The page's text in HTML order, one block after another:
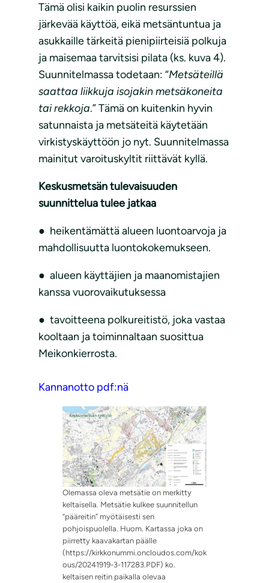
Tämä olisi kaikin puolin resurssien
järkevää käyttöä, eikä metsäntuntua ja
asukkaille tärkeitä pienipiirteisiä polkuja
ja maisemaa tarvitsisi pilata (ks. kuva 4).
Suunnitelmassa todetaan: “Metsäteillä
saattaa liikkuja isojakin metsäkoneita
tai rekkoja.” Tämä on kuitenkin hyvin
satunnaista ja metsäteitä käytetään
virkistyskäyttöön jo nyt. Suunnitelmassa
mainitut varoituskyltit riittävät kyllä.
Keskusmetsän tulevaisuuden
suunnittelua tulee jatkaa
● heikentämättä alueen luontoarvoja ja
mahdollisuutta luontokokemukseen.
● alueen käyttäjien ja maanomistajien
kanssa vuorovaikutuksessa
● tavoitteena polkureitistö, joka vastaa
kooltaan ja toiminnaltaan suosittua
Meikonkierrosta.
Kannanotto pdf:nä
Olemassa oleva metsätie on merkitty
keltaisella. Metsätie kulkee suunnitellun
“pääreitin” myötäisesti sen
pohjoispuolella. Huom. Kartassa joka on
piirretty kaavakartan päälle
(https://kirkkonummi.oncloudos.com/kok
ous/20241919-3-117283.PDF) ko.
keltaisen reitin paikalla olevaa